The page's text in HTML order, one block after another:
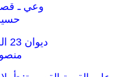
وعي ـ
ديوان 23 الحاوي والعصفور